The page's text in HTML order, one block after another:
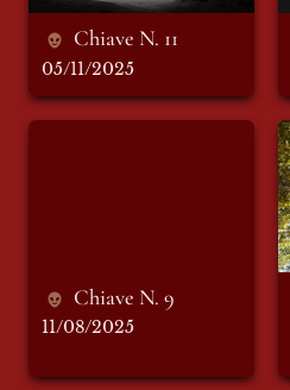
Chiave N. 11
05/11/2025
Chiave N. 9
11/08/2025